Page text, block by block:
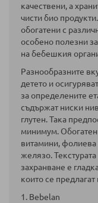
качествени, а
чисти био
обогатени с
особено полезни
на бебешкия
Разнообразните
детето и
за определените
съдържат ниски
глутен. Така
минимум.
витамини, фолиева
желязо.
захранване е
които се предлагат
1. Bebelan